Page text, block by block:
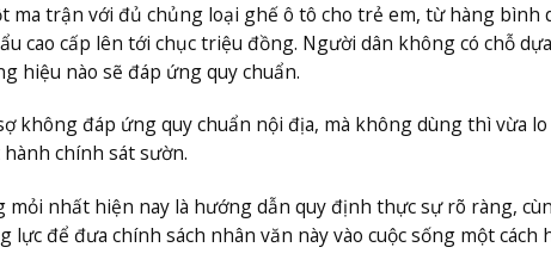
ma trận với đủ chủng loại ghế ô tô cho trẻ em, từ hàng bình
cao cấp lên tới chục triệu đồng. Người dân không có chỗ
hiệu nào sẽ đáp ứng quy chuẩn.
không đáp ứng quy chuẩn nội địa, mà không dùng thì vừa
chính sát sườn.
nhất hiện nay là hướng dẫn quy định thực sự rõ ràng,
lực để đưa chính sách nhân văn này vào cuộc sống một cách